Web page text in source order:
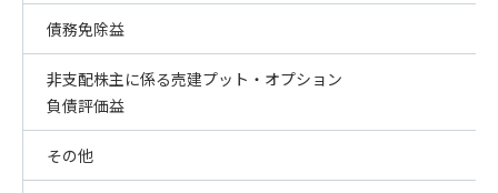
債務免除益
非支配株主に係る売建プット・オプション
負債評価益
その他